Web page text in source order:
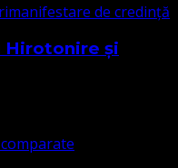
manifestare de credință
Hirotonire și